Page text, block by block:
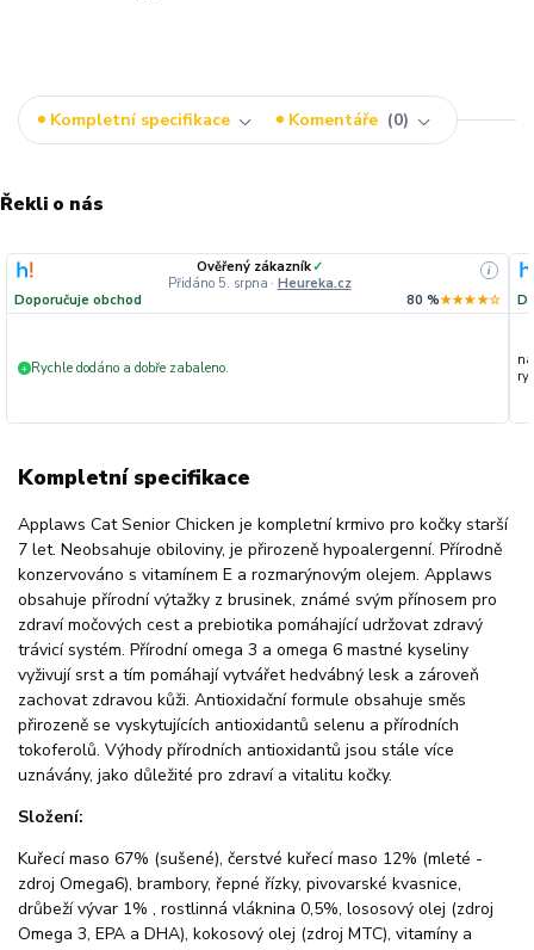
Kompletní specifikace Komentáře 0
Řekli o nás
Ověřený zákazník✓
Přidáno 5. srpna · Heureka.cz
i
Doporučuje obchod 80 %★★★★☆
+ Rychle dodáno a dobře zabaleno.
Kompletní specifikace
Applaws Cat Senior Chicken je kompletní krmivo pro kočky starší
7 let. Neobsahuje obiloviny, je přirozeně hypoalergenní. Přírodně
konzervováno s vitamínem E a rozmarýnovým olejem. Applaws
obsahuje přírodní výtažky z brusinek, známé svým přínosem pro
zdraví močových cest a prebiotika pomáhající udržovat zdravý
trávicí systém. Přírodní omega 3 a omega 6 mastné kyseliny
vyživují srst a tím pomáhají vytvářet hedvábný lesk a zároveň
zachovat zdravou kůži. Antioxidační formule obsahuje směs
přirozeně se vyskytujících antioxidantů selenu a přírodních
tokoferolů. Výhody přírodních antioxidantů jsou stále více
uznávány, jako důležité pro zdraví a vitalitu kočky.
Složení:
Kuřecí maso 67% (sušené), čerstvé kuřecí maso 12% (mleté -
zdroj Omega6), brambory, řepné řízky, pivovarské kvasnice,
drůbeží vývar 1% , rostlinná vláknina 0,5%, lososový olej (zdroj
Omega 3, EPA a DHA), kokosový olej (zdroj MTC), vitamíny a